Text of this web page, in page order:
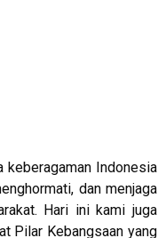
keberagaman Indonesia
dan menjaga
Hari ini kami juga
Pilar Kebangsaan yang